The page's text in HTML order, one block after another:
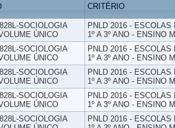
CRITÉRIO
SOCIOLOGIA
ÚNICO
PNLD 2016 -
1º A 3º ANO - ENSINO
SOCIOLOGIA
ÚNICO
PNLD 2016 -
1º A 3º ANO - ENSINO
SOCIOLOGIA
ÚNICO
PNLD 2016 -
1º A 3º ANO - ENSINO
SOCIOLOGIA
ÚNICO
PNLD 2016 -
1º A 3º ANO - ENSINO
SOCIOLOGIA
PNLD 2016 -